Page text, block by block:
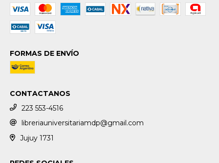
FORMAS DE ENVÍO
CONTACTANOS
223 553-4516
libreriauniversitariamdp@gmail.com
Jujuy 1731